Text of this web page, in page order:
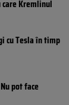
Kremlinul
cu Tesla în timp
pot face